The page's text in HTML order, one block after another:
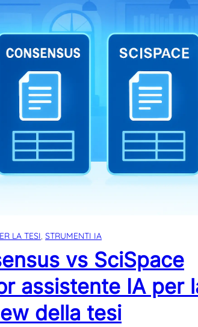
LA TESI, STRUMENTI IA
vs SciSpace
assistente IA per
della tesi